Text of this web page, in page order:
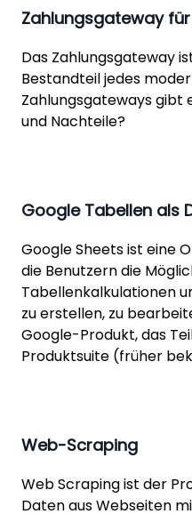
Zahlungsgateway
Das Zahlungsgateway
Bestandteil jedes
Zahlungsgateways gibt
und Nachteile?
Google Tabellen als
Google Sheets ist eine
die Benutzern die
Tabellenkalkulationen
zu erstellen, zu
Google-Produkt, das
Produktsuite (früher
Web-Scraping
Web Scraping ist der
Daten aus Webseiten